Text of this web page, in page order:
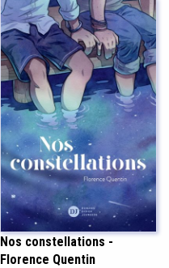
Nos constellations -
Florence Quentin